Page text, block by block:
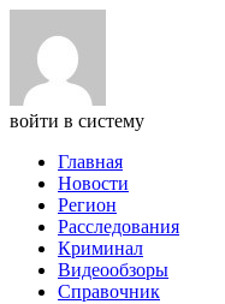
войти в систему
Главная
Новости
Регион
Расследования
Криминал
Видеообзоры
Справочник